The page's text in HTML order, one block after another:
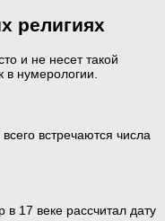
религиях
и не несет такой
в нумерологии.
встречаются числа
17 веке рассчитал дату